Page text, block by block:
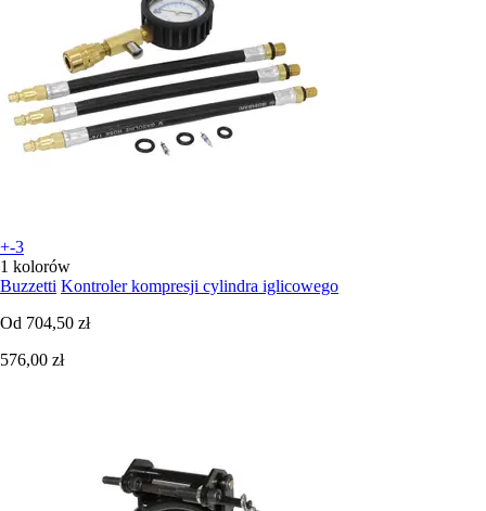
+-3
1 kolorów
Buzzetti Kontroler kompresji cylindra iglicowego
Od 704,50 zł
576,00 zł